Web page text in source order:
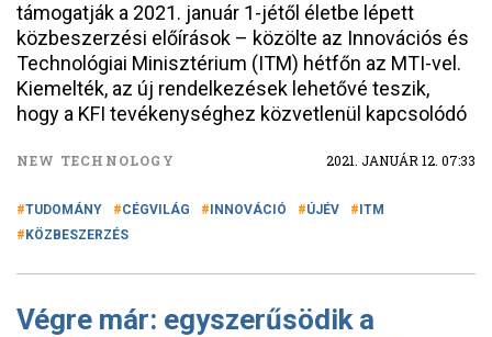
támogatják a 2021. január 1-jétől életbe lépett
közbeszerzési előírások – közölte az Innovációs és
Technológiai Minisztérium (ITM) hétfőn az MTI-vel.
Kiemelték, az új rendelkezések lehetővé teszik,
hogy a KFI tevékenységhez közvetlenül kapcsolódó
NEW TECHNOLOGY 2021. JANUÁR 12. 07:33
TUDOMÁNY CÉGVILÁG INNOVÁCIÓ ÚJÉV
ITM
KÖZBESZERZÉS
Végre már: egyszerűsödik a